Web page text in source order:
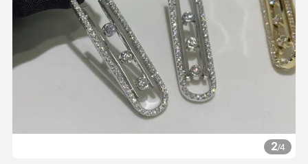
2/4